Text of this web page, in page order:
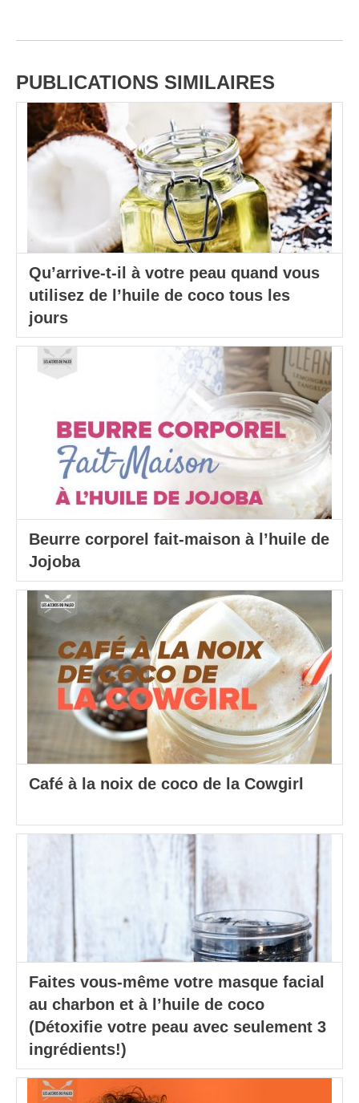
PUBLICATIONS SIMILAIRES
Qu’arrive-t-il à votre peau quand vous
utilisez de l’huile de coco tous les
jours
Beurre corporel fait-maison à l’huile de
Jojoba
Café à la noix de coco de la Cowgirl
Faites vous-même votre masque facial
au charbon et à l’huile de coco
(Détoxifie votre peau avec seulement 3
ingrédients!)